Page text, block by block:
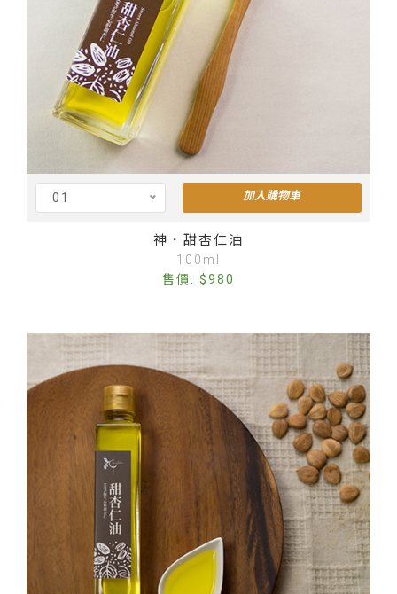
01 加入購物車
神．甜杏仁油
100ml
售價: $980